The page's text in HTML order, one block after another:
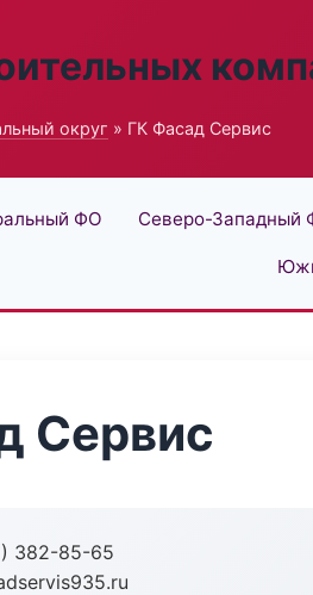
округ » ГК Фасад Сервис
ФО Северо-Западный
Сервис
382-85-65